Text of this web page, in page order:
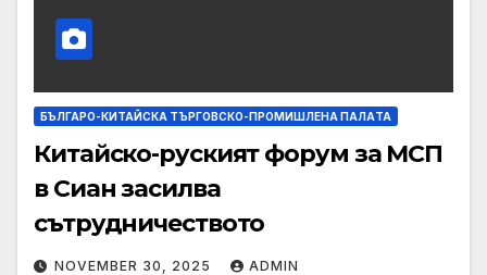
БЪЛГАРО-КИТАЙСКА ТЪРГОВСКО-ПРОМИШЛЕНА ПАЛAТА
Китайско-руският форум за МСП
в Сиан засилва
сътрудничеството
NOVEMBER 30, 2025 ADMIN